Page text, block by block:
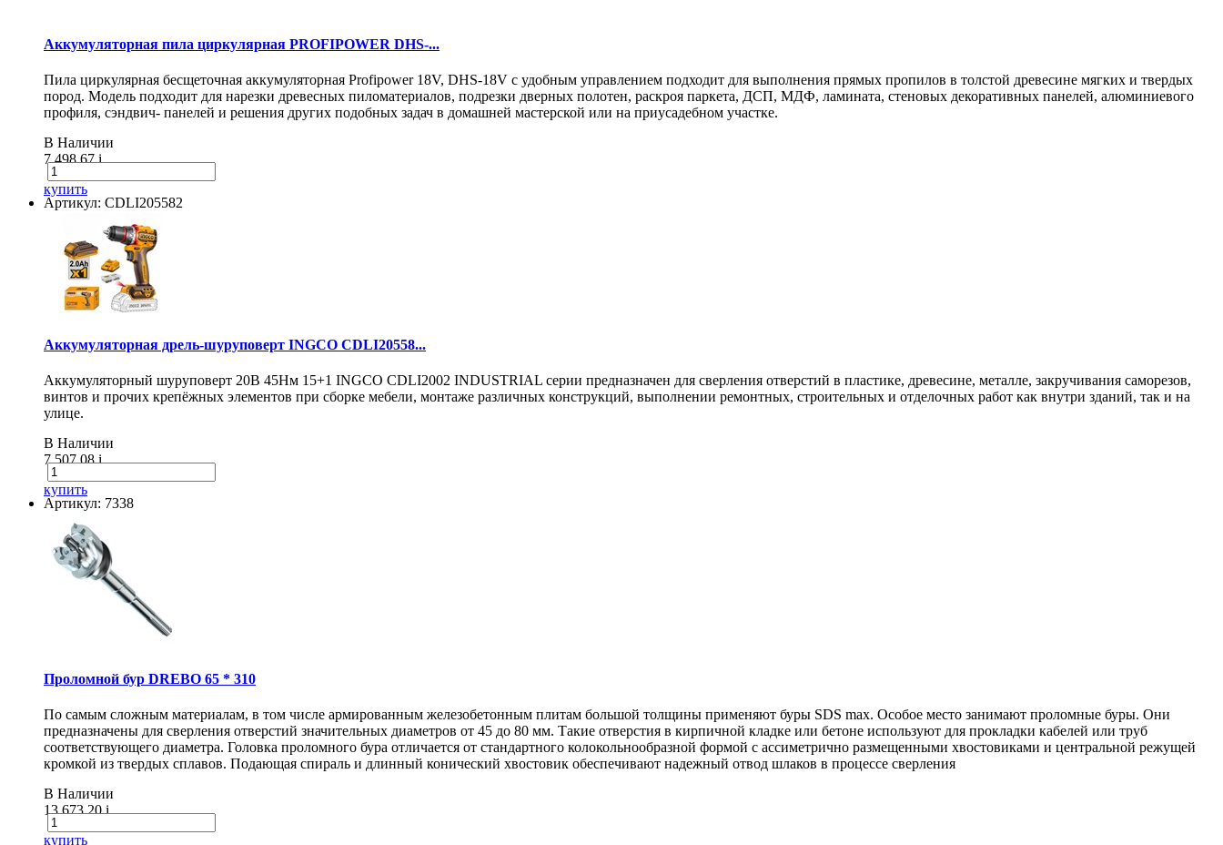
Аккумуляторная пила циркулярная PROFIPOWER DHS-...
Пила циркулярная бесщеточная аккумуляторная Profipower 18V, DHS-18V с удобным управлением подходит для выполнения прямых пропилов в толстой древесине мягких и твердых
пород. Модель подходит для нарезки древесных пиломатериалов, подрезки дверных полотен, раскроя паркета, ДСП, МДФ, ламината, стеновых декоративных панелей, алюминиевого
профиля, сэндвич- панелей и решения других подобных задач в домашней мастерской или на приусадебном участке.
В Наличии
7 498.67i
купить
Артикул: CDLI205582
Аккумуляторная дрель-шуруповерт INGCO CDLI20558...
Аккумуляторный шуруповерт 20В 45Нм 15+1 INGCO CDLI2002 INDUSTRIAL серии предназначен для сверления отверстий в пластике, древесине, металле, закручивания саморезов,
винтов и прочих крепёжных элементов при сборке мебели, монтаже различных конструкций, выполнении ремонтных, строительных и отделочных работ как внутри зданий, так и на
улице.
В Наличии
7 507.08i
купить
Артикул: 7338
Проломной бур DREBO 65 * 310
По самым сложным материалам, в том числе армированным железобетонным плитам большой толщины применяют буры SDS max. Особое место занимают проломные буры. Они
предназначены для сверления отверстий значительных диаметров от 45 до 80 мм. Такие отверстия в кирпичной кладке или бетоне используют для прокладки кабелей или труб
соответствующего диаметра. Головка проломного бура отличается от стандартного колокольнообразной формой с ассиметрично размещенными хвостовиками и центральной режущей
кромкой из твердых сплавов. Подающая спираль и длинный конический хвостовик обеспечивают надежный отвод шлаков в процессе сверления
В Наличии
13 673.20i
купить